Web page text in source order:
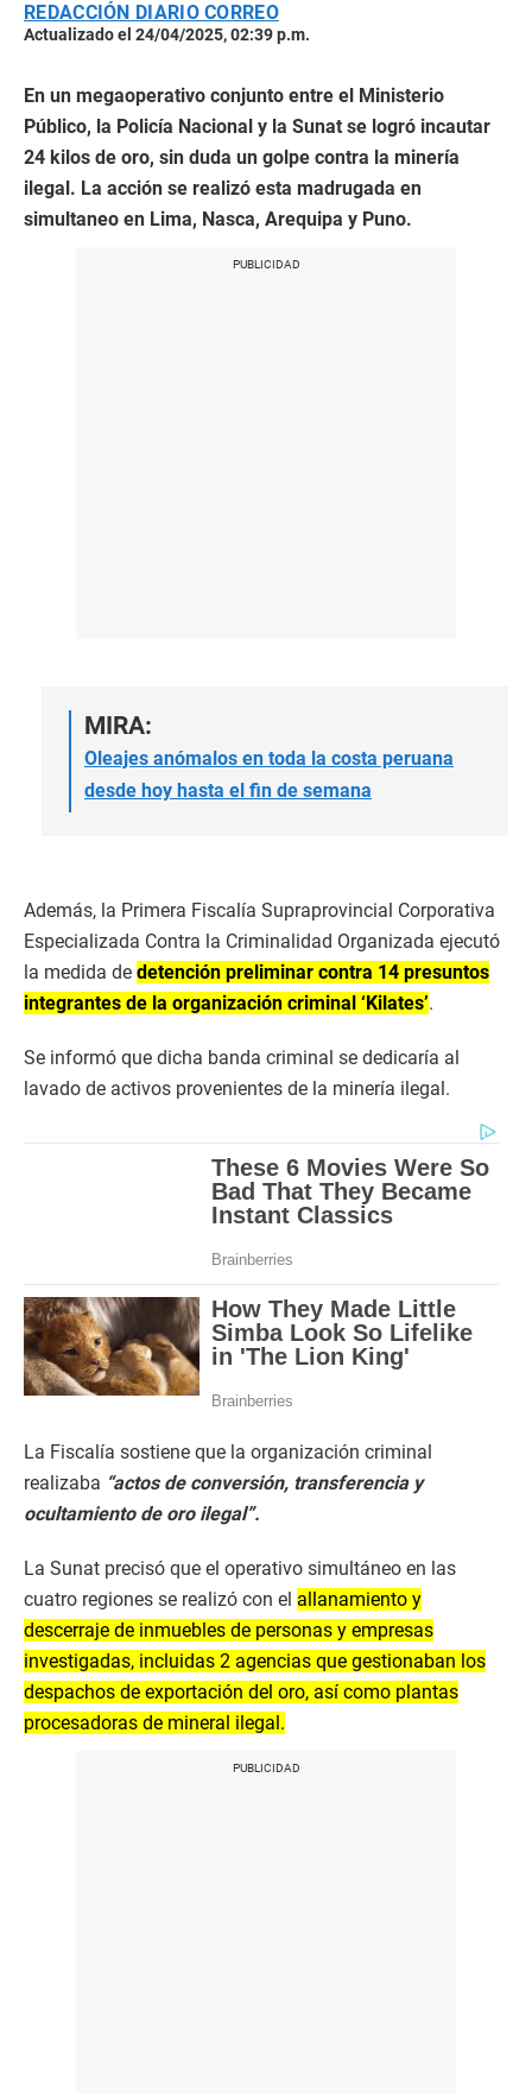
REDACCIÓN DIARIO CORREO
Actualizado el 24/04/2025, 02:39 p.m.
En un megaoperativo conjunto entre el Ministerio
Público, la Policía Nacional y la Sunat se logró incautar
24 kilos de oro, sin duda un golpe contra la minería
ilegal. La acción se realizó esta madrugada en
simultaneo en Lima, Nasca, Arequipa y Puno.
MIRA:
Oleajes anómalos en toda la costa peruana
desde hoy hasta el fin de semana
Además, la Primera Fiscalía Supraprovincial Corporativa
Especializada Contra la Criminalidad Organizada ejecutó
la medida de detención preliminar contra 14 presuntos
integrantes de la organización criminal ‘Kilates’.
Se informó que dicha banda criminal se dedicaría al
lavado de activos provenientes de la minería ilegal.
La Fiscalía sostiene que la organización criminal
realizaba “actos de conversión, transferencia y
ocultamiento de oro ilegal”.
La Sunat precisó que el operativo simultáneo en las
cuatro regiones se realizó con el allanamiento y
descerraje de inmuebles de personas y empresas
investigadas, incluidas 2 agencias que gestionaban los
despachos de exportación del oro, así como plantas
procesadoras de mineral ilegal.